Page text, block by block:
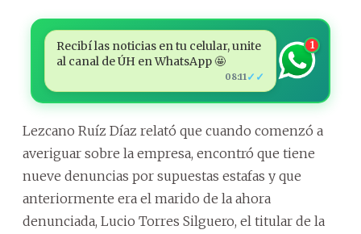
Recibí las noticias en tu celular, unite
al canal de ÚH en WhatsApp 🤩
08:11 ✓✓
1
Lezcano Ruíz Díaz relató que cuando comenzó a
averiguar sobre la empresa, encontró que tiene
nueve denuncias por supuestas estafas y que
anteriormente era el marido de la ahora
denunciada, Lucio Torres Silguero, el titular de la